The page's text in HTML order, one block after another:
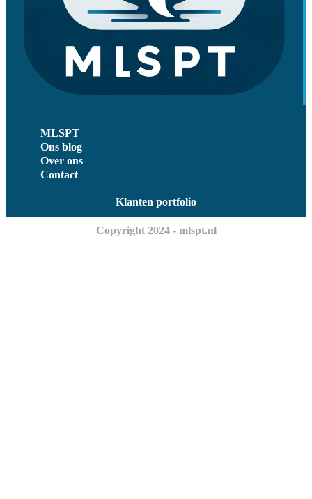
MLSPT
Ons blog
Over ons
Contact
Klanten portfolio
Copyright 2024 - mlspt.nl